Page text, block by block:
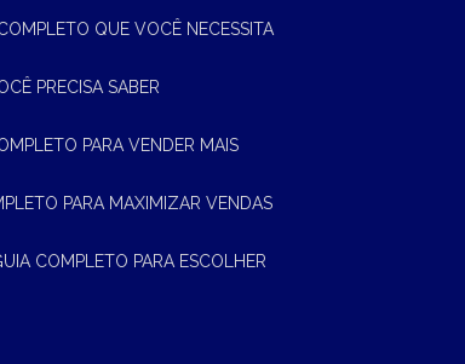
QUE VOCÊ NECESSITA
PRECISA SABER
PARA VENDER MAIS
PARA MAXIMIZAR VENDAS
COMPLETO PARA ESCOLHER